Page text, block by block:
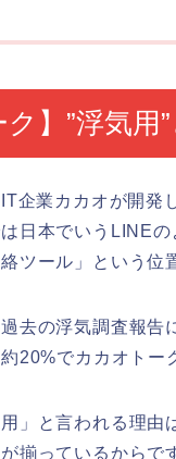
ク】”浮気
企業カカオが開発
日本でいうLINE
ツール」という位
去の浮気調査報告
20%でカカオトー
」と言われる理
揃っているからで